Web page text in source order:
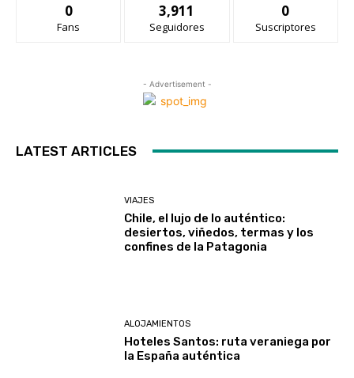
0
Fans
3,911
Seguidores
0
Suscriptores
- Advertisement -
LATEST ARTICLES
VIAJES
Chile, el lujo de lo auténtico:
desiertos, viñedos, termas y los
confines de la Patagonia
ALOJAMIENTOS
Hoteles Santos: ruta veraniega por
la España auténtica